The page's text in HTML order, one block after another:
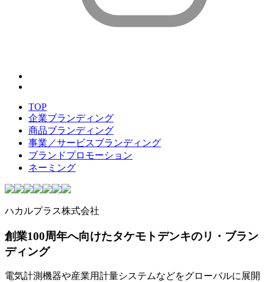
TOP
企業ブランディング
商品ブランディング
事業／サービスブランディング
ブランドプロモーション
ネーミング
ハカルプラス株式会社
創業100周年へ向けたタケモトデンキのリ・ブラン
ディング
電気計測機器や産業用計量システムなどをグローバルに展開